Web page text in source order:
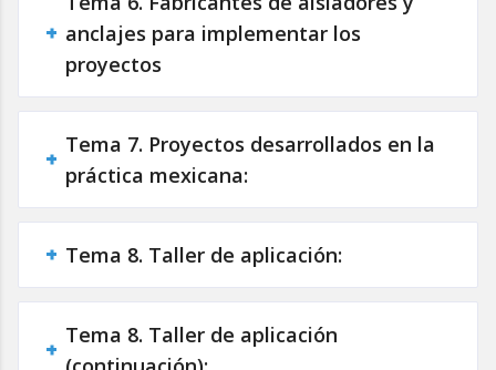
anclajes para implementar los
proyectos
Tema 7. Proyectos desarrollados en la
práctica mexicana:
Tema 8. Taller de aplicación:
Tema 8. Taller de aplicación